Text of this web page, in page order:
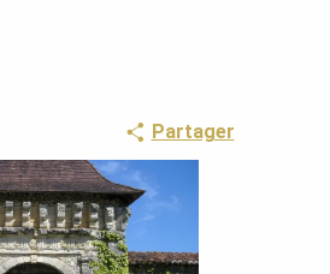
Partager